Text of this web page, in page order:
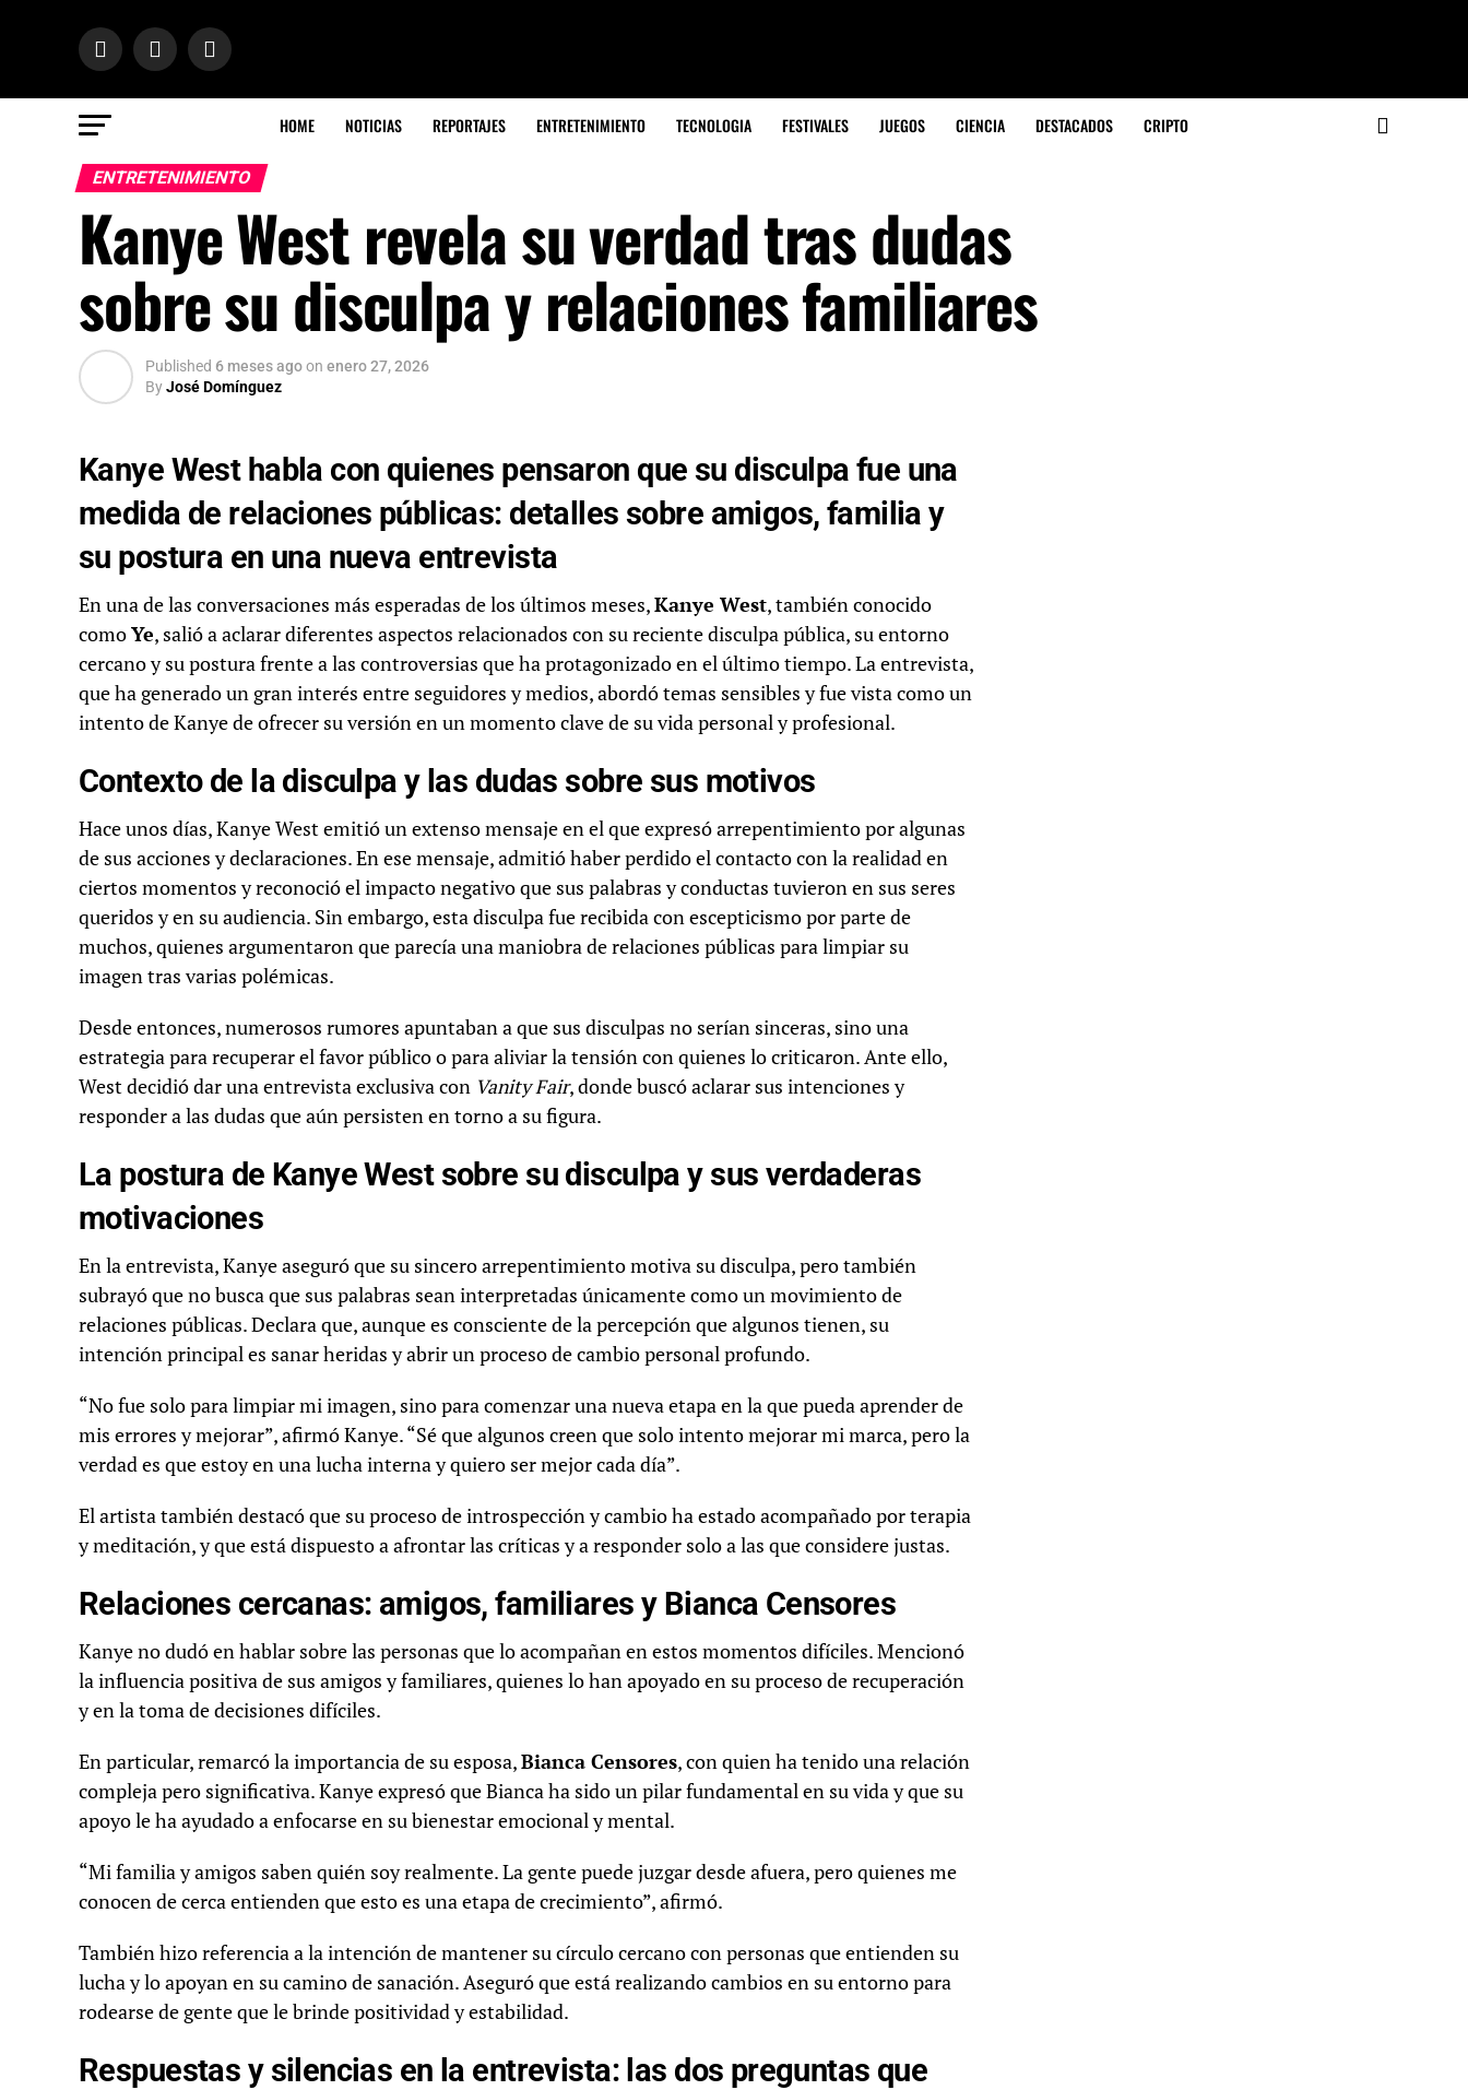
HOME NOTICIAS REPORTAJES ENTRETENIMIENTO TECNOLOGIA FESTIVALES JUEGOS CIENCIA DESTACADOS CRIPTO
ENTRETENIMIENTO
Kanye West revela su verdad tras dudas
sobre su disculpa y relaciones familiares
Published 6 meses agoon enero 27, 2026
ByJosé Domínguez
Kanye West habla con quienes pensaron que su disculpa fue una
medida de relaciones públicas: detalles sobre amigos, familia y
su postura en una nueva entrevista
En una de las conversaciones más esperadas de los últimos meses,Kanye West, también conocido
comoYe, salió a aclarar diferentes aspectos relacionados con su reciente disculpa pública, su entorno
cercano y su postura frente a las controversias que ha protagonizado en el último tiempo. La entrevista,
que ha generado un gran interés entre seguidores y medios, abordó temas sensibles y fue vista como un
intento de Kanye de ofrecer su versión en un momento clave de su vida personal y profesional.
Contexto de la disculpa y las dudas sobre sus motivos
Hace unos días, Kanye West emitió un extenso mensaje en el que expresó arrepentimiento por algunas
de sus acciones y declaraciones. En ese mensaje, admitió haber perdido el contacto con la realidad en
ciertos momentos y reconoció el impacto negativo que sus palabras y conductas tuvieron en sus seres
queridos y en su audiencia. Sin embargo, esta disculpa fue recibida con escepticismo por parte de
muchos, quienes argumentaron que parecía una maniobra de relaciones públicas para limpiar su
imagen tras varias polémicas.
Desde entonces, numerosos rumores apuntaban a que sus disculpas no serían sinceras, sino una
estrategia para recuperar el favor público o para aliviar la tensión con quienes lo criticaron. Ante ello,
West decidió dar una entrevista exclusiva con Vanity Fair, donde buscó aclarar sus intenciones y
responder a las dudas que aún persisten en torno a su figura.
La postura de Kanye West sobre su disculpa y sus verdaderas
motivaciones
En la entrevista, Kanye aseguró que su sincero arrepentimiento motiva su disculpa, pero también
subrayó que no busca que sus palabras sean interpretadas únicamente como un movimiento de
relaciones públicas. Declara que, aunque es consciente de la percepción que algunos tienen, su
intención principal es sanar heridas y abrir un proceso de cambio personal profundo.
“No fue solo para limpiar mi imagen, sino para comenzar una nueva etapa en la que pueda aprender de
mis errores y mejorar”, afirmó Kanye. “Sé que algunos creen que solo intento mejorar mi marca, pero la
verdad es que estoy en una lucha interna y quiero ser mejor cada día”.
El artista también destacó que su proceso de introspección y cambio ha estado acompañado por terapia
y meditación, y que está dispuesto a afrontar las críticas y a responder solo a las que considere justas.
Relaciones cercanas: amigos, familiares y Bianca Censores
Kanye no dudó en hablar sobre las personas que lo acompañan en estos momentos difíciles. Mencionó
la influencia positiva de sus amigos y familiares, quienes lo han apoyado en su proceso de recuperación
y en la toma de decisiones difíciles.
En particular, remarcó la importancia de su esposa,Bianca Censores, con quien ha tenido una relación
compleja pero significativa. Kanye expresó que Bianca ha sido un pilar fundamental en su vida y que su
apoyo le ha ayudado a enfocarse en su bienestar emocional y mental.
“Mi familia y amigos saben quién soy realmente. La gente puede juzgar desde afuera, pero quienes me
conocen de cerca entienden que esto es una etapa de crecimiento”, afirmó.
También hizo referencia a la intención de mantener su círculo cercano con personas que entienden su
lucha y lo apoyan en su camino de sanación. Aseguró que está realizando cambios en su entorno para
rodearse de gente que le brinde positividad y estabilidad.
Respuestas y silencias en la entrevista: las dos preguntas que